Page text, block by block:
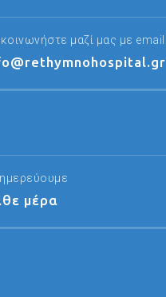
μαζί μας με email
μέρα